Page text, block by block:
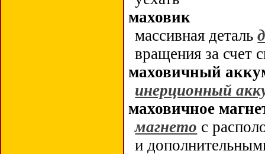
маховик
массивная деталь
вращения за счет
маховичный
инерционный
маховичное
магнето с
и